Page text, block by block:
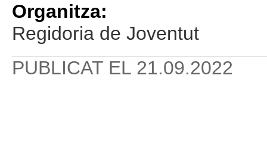
Organitza:
Regidoria de Joventut
PUBLICAT EL 21.09.2022